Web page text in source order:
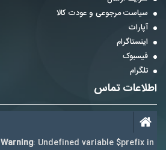
سیاست مرجوعی و عودت کالا
آپارات
اینستاگرام
فیسبوک
تلگرام
اطلاعات تماس
Warning: Undefined variable $prefix in